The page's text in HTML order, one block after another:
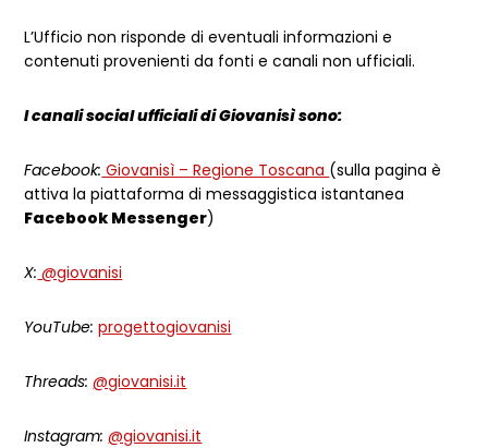
L’Ufficio non risponde di eventuali informazioni e
contenuti provenienti da fonti e canali non ufficiali.
I canali social ufficiali di Giovanisì sono:
Facebook: Giovanisì – Regione Toscana (sulla pagina è
attiva la piattaforma di messaggistica istantanea
Facebook Messenger)
X: @giovanisi
YouTube: progettogiovanisi
Threads:@giovanisi.it
Instagram: @giovanisi.it